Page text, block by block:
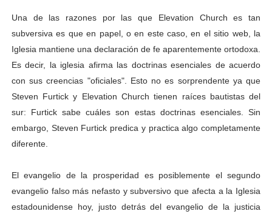
Una de las razones por las que Elevation Church es tan
subversiva es que en papel, o en este caso, en el sitio web, la
Iglesia mantiene una declaración de fe aparentemente ortodoxa.
Es decir, la iglesia afirma las doctrinas esenciales de acuerdo
con sus creencias "oficiales". Esto no es sorprendente ya que
Steven Furtick y Elevation Church tienen raíces bautistas del
sur: Furtick sabe cuáles son estas doctrinas esenciales. Sin
embargo, Steven Furtick predica y practica algo completamente
diferente.
El evangelio de la prosperidad es posiblemente el segundo
evangelio falso más nefasto y subversivo que afecta a la Iglesia
estadounidense hoy, justo detrás del evangelio de la justicia